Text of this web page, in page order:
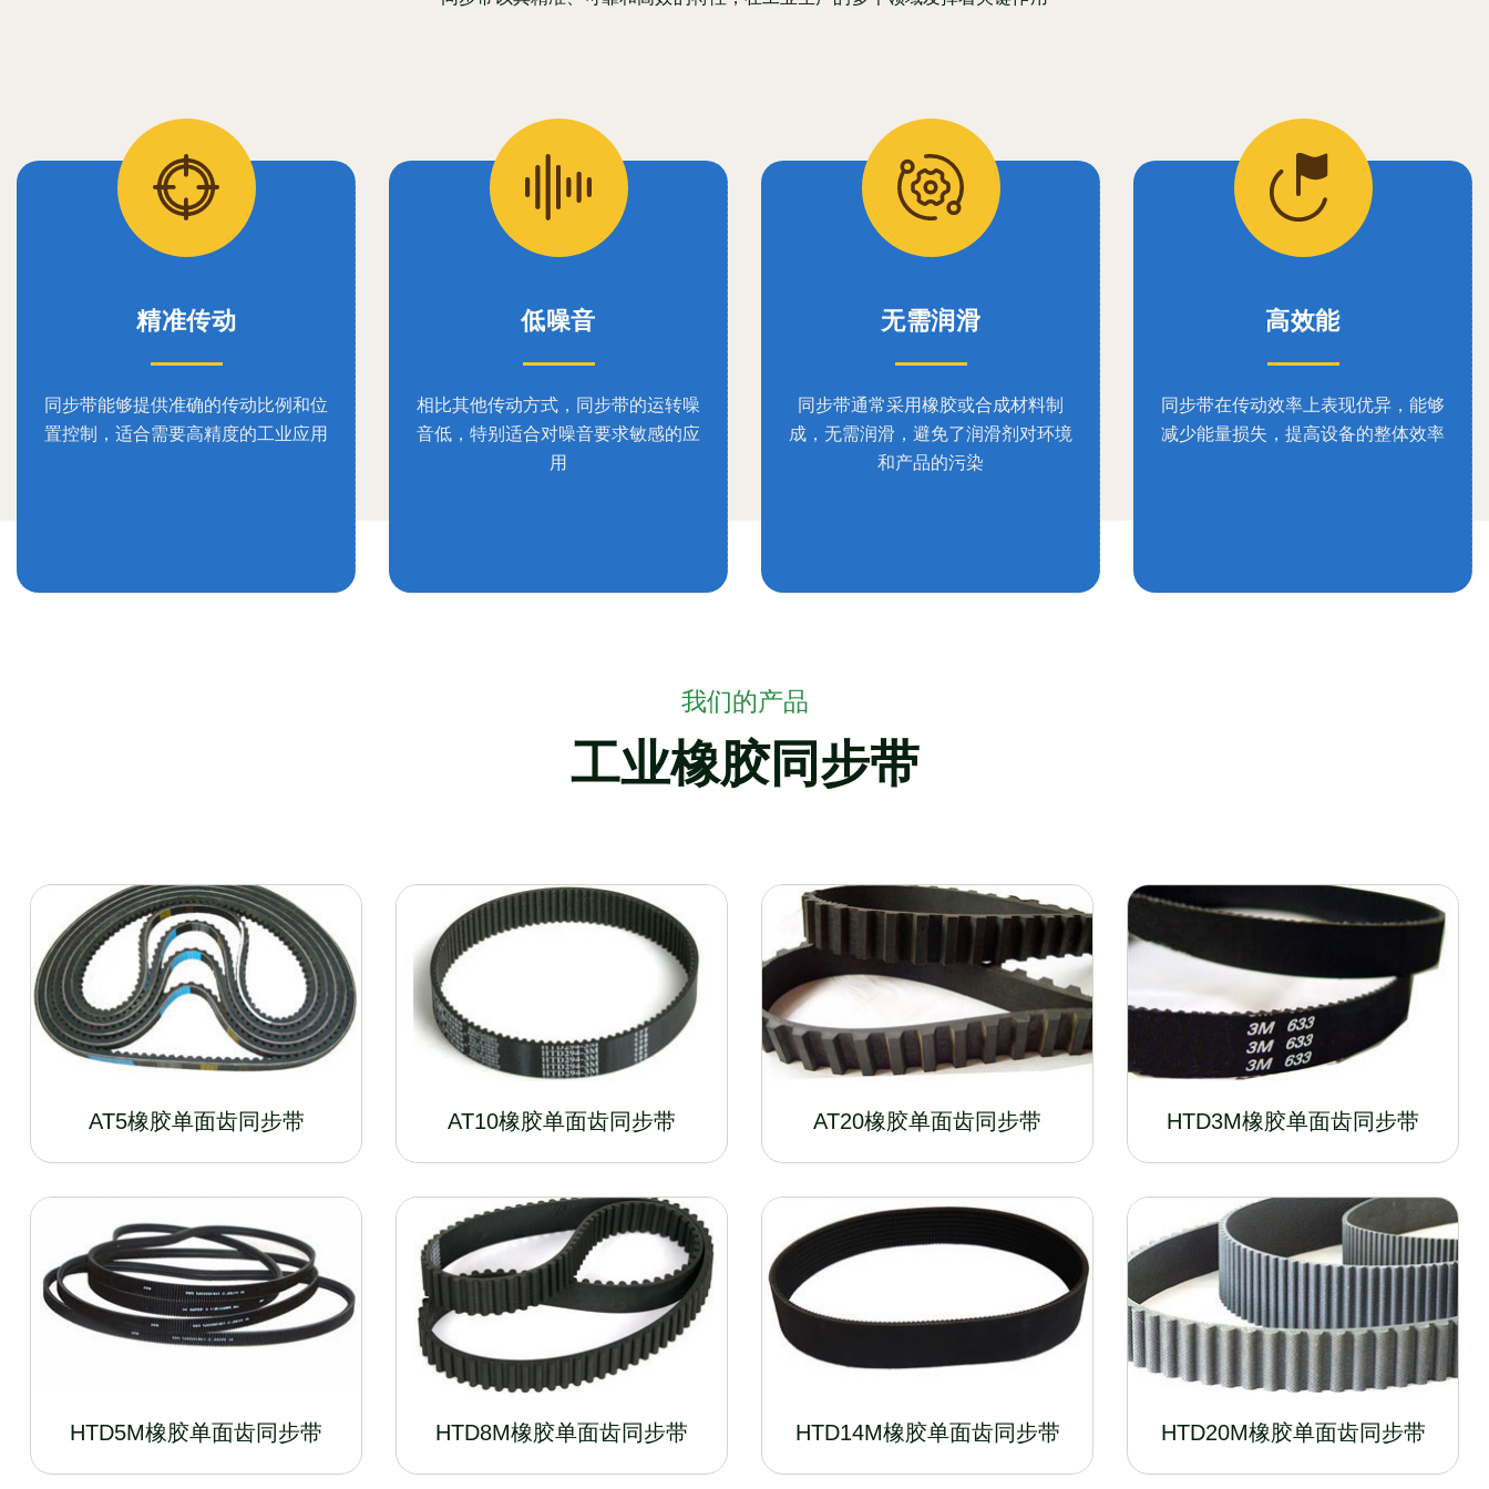
精准传动
同步带能够提供准确的传动比例和位
置控制，适合需要高精度的工业应用
低噪音
相比其他传动方式，同步带的运转噪
音低，特别适合对噪音要求敏感的应
用
无需润滑
同步带通常采用橡胶或合成材料制
成，无需润滑，避免了润滑剂对环境
和产品的污染
高效能
同步带在传动效率上表现优异，能够
减少能量损失，提高设备的整体效率
我们的产品
工业橡胶同步带
AT5橡胶单面齿同步带 AT10橡胶单面齿同步带 AT20橡胶单面齿同步带 HTD3M橡胶单面齿同步带
HTD5M橡胶单面齿同步带 HTD8M橡胶单面齿同步带 HTD14M橡胶单面齿同步带 HTD20M橡胶单面齿同步带